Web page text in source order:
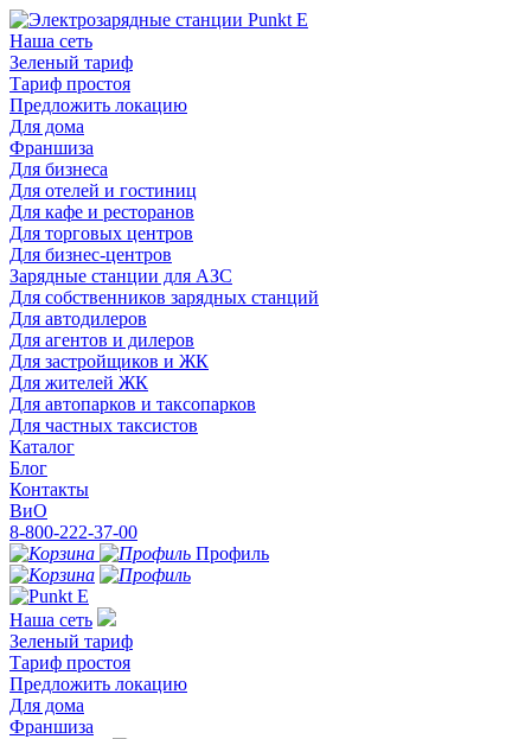
Наша сеть
Зеленый тариф
Тариф простоя
Предложить локацию
Для дома
Франшиза
Для бизнеса
Для отелей и гостиниц
Для кафе и ресторанов
Для торговых центров
Для бизнес-центров
Зарядные станции для АЗС
Для собственников зарядных станций
Для автодилеров
Для агентов и дилеров
Для застройщиков и ЖК
Для жителей ЖК
Для автопарков и таксопарков
Для частных таксистов
Каталог
Блог
Контакты
ВиО
8-800-222-37-00
Профиль
Наша сеть
Зеленый тариф
Тариф простоя
Предложить локацию
Для дома
Франшиза